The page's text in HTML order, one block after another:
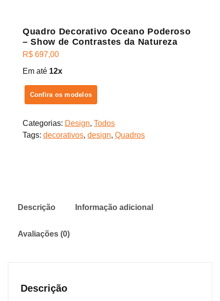
Quadro Decorativo Oceano Poderoso
– Show de Contrastes da Natureza
R$ 697,00
Em até 12x
Confira os modelos
Categorias: Design, Todos
Tags: decorativos, design, Quadros
Descrição Informação adicional
Avaliações (0)
Descrição